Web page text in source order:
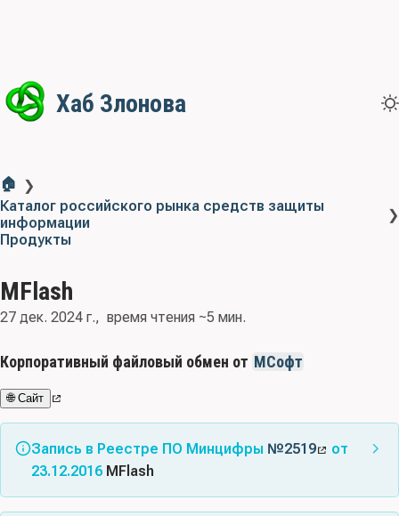
Хаб Злонова
🏠 ❯
Каталог российского рынка средств защиты
информации
❯
Продукты
MFlash
27 дек. 2024 г. время чтения ~5 мин.
Корпоративный файловый обмен от МСофт
🌐 Сайт
Запись в Реестре ПО Минцифры №2519
от
23.12.2016 MFlash
Класс(ы) ПО:02.05 - Средства обеспечения облачных